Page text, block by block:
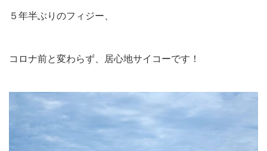
５年半ぶりのフィジー、
コロナ前と変わらず、居心地サイコーです！